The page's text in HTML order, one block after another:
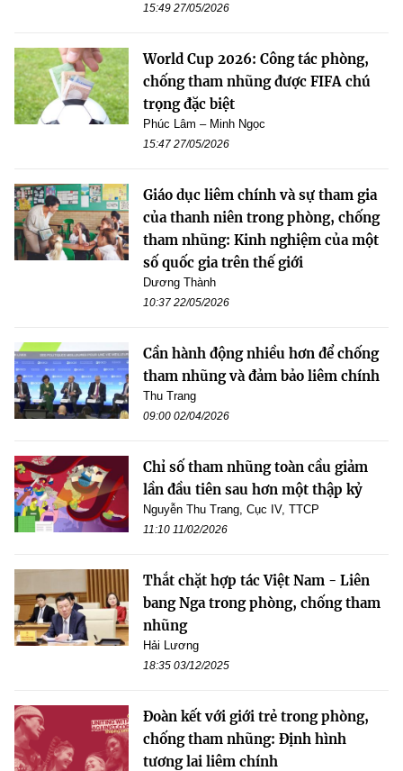
15:49 27/05/2026
World Cup 2026: Công tác phòng,
chống tham nhũng được FIFA chú
trọng đặc biệt
Phúc Lâm – Minh Ngọc
15:47 27/05/2026
Giáo dục liêm chính và sự tham gia
của thanh niên trong phòng, chống
tham nhũng: Kinh nghiệm của một
số quốc gia trên thế giới
Dương Thành
10:37 22/05/2026
Cần hành động nhiều hơn để chống
tham nhũng và đảm bảo liêm chính
Thu Trang
09:00 02/04/2026
Chỉ số tham nhũng toàn cầu giảm
lần đầu tiên sau hơn một thập kỷ
Nguyễn Thu Trang, Cục IV, TTCP
11:10 11/02/2026
Thắt chặt hợp tác Việt Nam - Liên
bang Nga trong phòng, chống tham
nhũng
Hải Lương
18:35 03/12/2025
Đoàn kết với giới trẻ trong phòng,
chống tham nhũng: Định hình
tương lai liêm chính